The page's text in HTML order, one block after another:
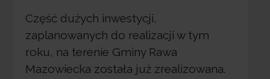
Część dużych inwestycji,
zaplanowanych do realizacji w tym
roku, na terenie Gminy Rawa
Mazowiecka została już zrealizowana.